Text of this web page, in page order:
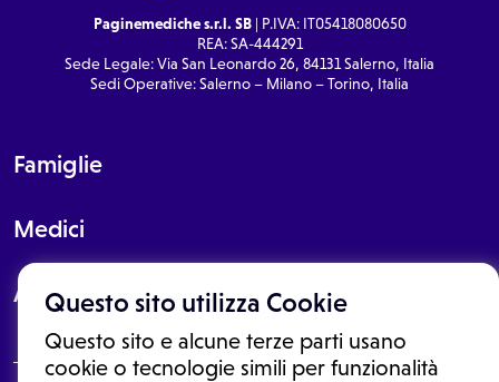
Questo sito utilizza Cookie
Questo sito e alcune terze parti usano
cookie o tecnologie simili per funzionalità
Paginemediche s.r.l. SB| P.IVA: IT05418080650
REA: SA-444291
Sede Legale: Via San Leonardo 26, 84131 Salerno, Italia
Sedi Operative: Salerno – Milano – Torino, Italia
Famiglie
Medici
About